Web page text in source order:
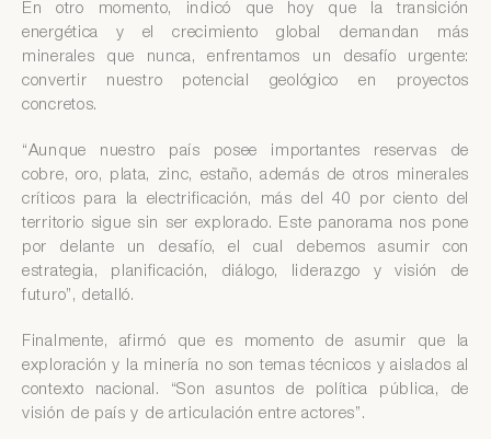
En otro momento, indicó que hoy que la transición
energética y el crecimiento global demandan más
minerales que nunca, enfrentamos un desafío urgente:
convertir nuestro potencial geológico en proyectos
concretos.
“Aunque nuestro país posee importantes reservas de
cobre, oro, plata, zinc, estaño, además de otros minerales
críticos para la electrificación, más del 40 por ciento del
territorio sigue sin ser explorado. Este panorama nos pone
por delante un desafío, el cual debemos asumir con
estrategia, planificación, diálogo, liderazgo y visión de
futuro”, detalló.
Finalmente, afirmó que es momento de asumir que la
exploración y la minería no son temas técnicos y aislados al
contexto nacional. “Son asuntos de política pública, de
visión de país y de articulación entre actores”.